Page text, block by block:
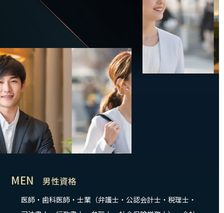
MEN 男性資格
医師・歯科医師・士業（弁護士・公認会計士・税理士・